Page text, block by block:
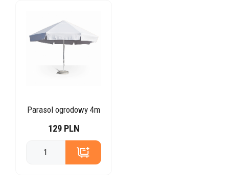
Parasol ogrodowy 4m
129 PLN